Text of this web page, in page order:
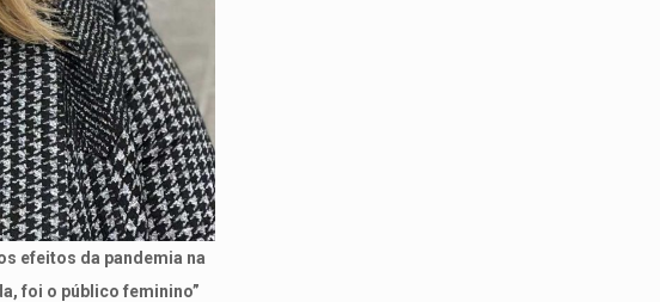
efeitos da pandemia na
foi o público feminino”